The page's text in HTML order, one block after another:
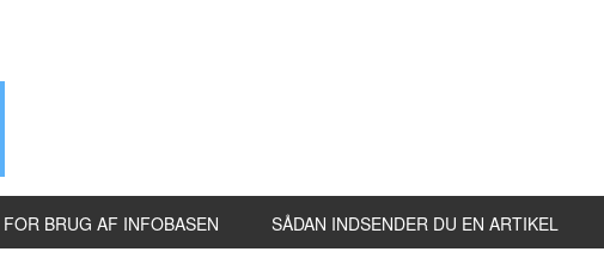
BRUG AF INFOBASEN SÅDAN INDSENDER DU EN ARTIKEL